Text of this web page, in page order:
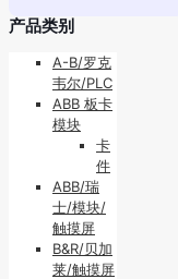
产品类别
A-B/罗克
韦尔/PLC
ABB 板卡
模块
卡
件
ABB/瑞
士/模块/
触摸屏
B&R/贝加
莱/触摸屏